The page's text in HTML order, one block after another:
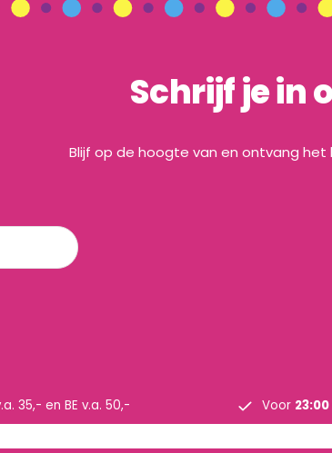
Schrijf je in
Blijf op de hoogte van en ontvang het
35,- en BE v.a. 50,- Voor